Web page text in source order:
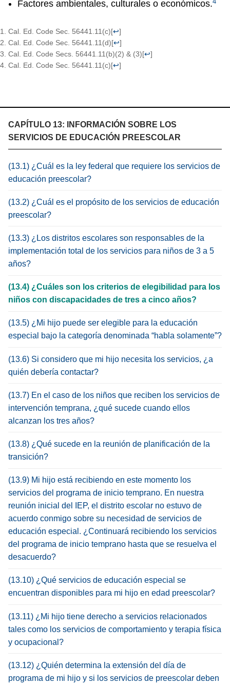
CAPÍTULO 13: INFORMACIÓN SOBRE LOS
SERVICIOS DE EDUCACIÓN PREESCOLAR
(13.1) ¿Cuál es la ley federal que requiere los servicios de
educación preescolar?
(13.2) ¿Cuál es el propósito de los servicios de educación
preescolar?
(13.3) ¿Los distritos escolares son responsables de la
implementación total de los servicios para niños de 3 a 5
años?
(13.4) ¿Cuáles son los criterios de elegibilidad para los
niños con discapacidades de tres a cinco años?
(13.5) ¿Mi hijo puede ser elegible para la educación
especial bajo la categoría denominada “habla solamente”?
(13.6) Si considero que mi hijo necesita los servicios, ¿a
quién debería contactar?
(13.7) En el caso de los niños que reciben los servicios de
intervención temprana, ¿qué sucede cuando ellos
alcanzan los tres años?
(13.8) ¿Qué sucede en la reunión de planificación de la
transición?
(13.9) Mi hijo está recibiendo en este momento los
servicios del programa de inicio temprano. En nuestra
reunión inicial del IEP, el distrito escolar no estuvo de
acuerdo conmigo sobre su necesidad de servicios de
educación especial. ¿Continuará recibiendo los servicios
del programa de inicio temprano hasta que se resuelva el
desacuerdo?
(13.10) ¿Qué servicios de educación especial se
encuentran disponibles para mi hijo en edad preescolar?
(13.11) ¿Mi hijo tiene derecho a servicios relacionados
tales como los servicios de comportamiento y terapia física
y ocupacional?
(13.12) ¿Quién determina la extensión del día de
programa de mi hijo y si los servicios de preescolar deben
Factores ambientales, culturales o económicos.
Cal. Ed. Code Sec. 56441.11(c)[↩]
Cal. Ed. Code Sec. 56441.11(d)[↩]
Cal. Ed. Code Secs. 56441.11(b)(2) & (3)[↩]
Cal. Ed. Code Sec. 56441.11(c)[↩]